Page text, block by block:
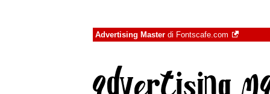
Advertising Master di Fontscafe.com